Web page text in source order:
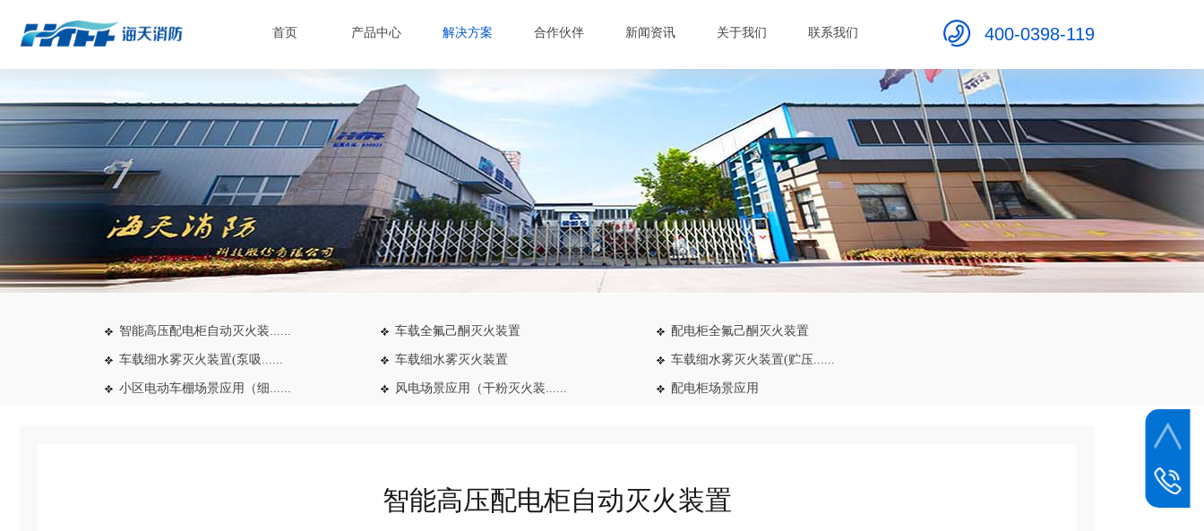
首页 产品中心 解决方案 合作伙伴 新闻资讯 关于我们 联系我们 400-0398-119
智能高压配电柜自动灭火装...... 车载全氟己酮灭火装置 配电柜全氟己酮灭火装置
车载细水雾灭火装置(泵吸...... 车载细水雾灭火装置 车载细水雾灭火装置(贮压......
小区电动车棚场景应用（细...... 风电场景应用（干粉灭火装...... 配电柜场景应用
智能高压配电柜自动灭火装置